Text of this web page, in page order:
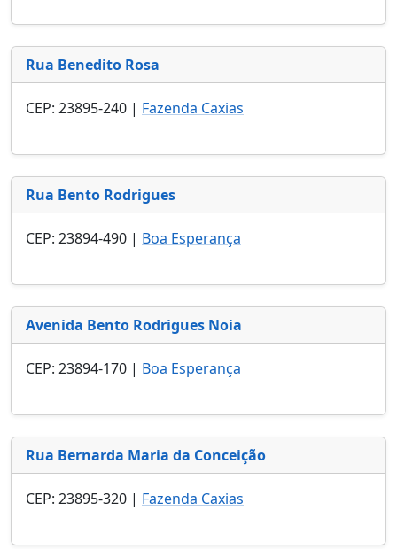
Rua Benedito Rosa
CEP: 23895-240 | Fazenda Caxias
Rua Bento Rodrigues
CEP: 23894-490 | Boa Esperança
Avenida Bento Rodrigues Noia
CEP: 23894-170 | Boa Esperança
Rua Bernarda Maria da Conceição
CEP: 23895-320 | Fazenda Caxias